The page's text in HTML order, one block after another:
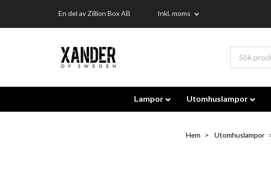
En del av Zillion Box AB Inkl. moms
Lampor Utomhuslampor
Hem Utomhuslampor